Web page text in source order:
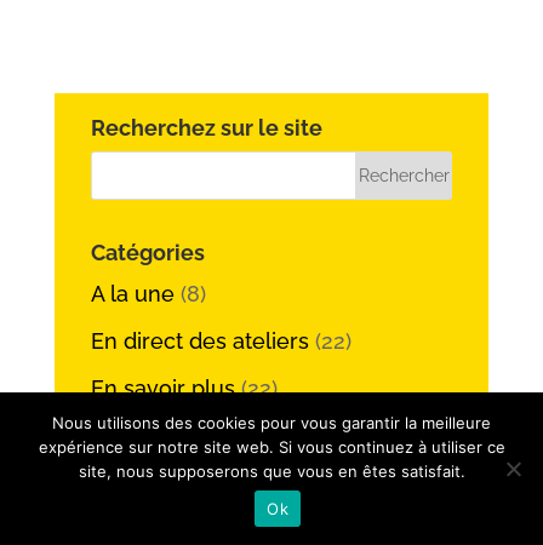
Recherchez sur le site
Catégories
A la une(8)
En direct des ateliers(22)
En savoir plus(22)
Ma cuisine et moi(6)
Mieux se connaître(54)
Réflexions culinaires
Nous utilisons des cookies pour vous garantir la meilleure
expérience sur notre site web. Si vous continuez à utiliser ce
site, nous supposerons que vous en êtes satisfait.
Ok